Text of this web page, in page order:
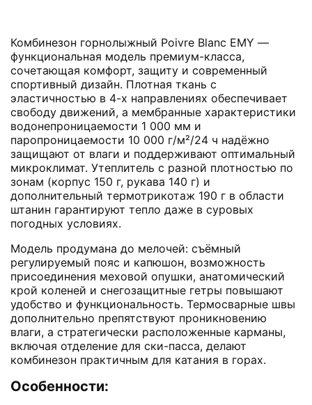
Комбинезон горнолыжный Poivre Blanc EMY —
функциональная модель премиум-класса,
сочетающая комфорт, защиту и современный
спортивный дизайн. Плотная ткань с
эластичностью в 4-х направлениях обеспечивает
свободу движений, а мембранные характеристики
водонепроницаемости 1 000 мм и
паропроницаемости 10 000 г/м²/24 ч надёжно
защищают от влаги и поддерживают оптимальный
микроклимат. Утеплитель с разной плотностью по
зонам (корпус 150 г, рукава 140 г) и
дополнительный термотрикотаж 190 г в области
штанин гарантируют тепло даже в суровых
погодных условиях.
Модель продумана до мелочей: съёмный
регулируемый пояс и капюшон, возможность
присоединения меховой опушки, анатомический
крой коленей и снегозащитные гетры повышают
удобство и функциональность. Термосварные швы
дополнительно препятствуют проникновению
влаги, а стратегически расположенные карманы,
включая отделение для ски-пасса, делают
комбинезон практичным для катания в горах.
Особенности: